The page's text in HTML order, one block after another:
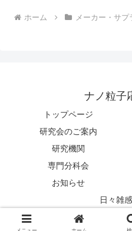
ホーム メーカー・サプ
ナノ粒子
トップページ
研究会のご案内
研究機関
専門分科会
お知らせ
日々雑
© 2005 ナノ